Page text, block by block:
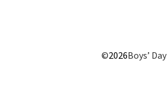
©2026Boys’ Day